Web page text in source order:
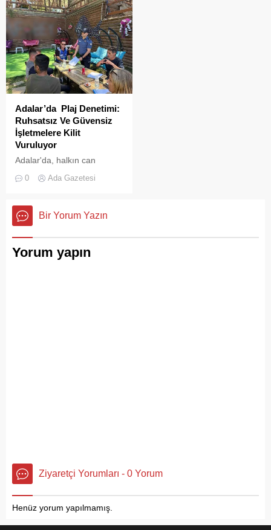
Bu ada, Türk futboluna
dünya çapında bir efsane
kazandırdı:
Adalar’da Plaj Denetimi:
Ruhsatsız Ve Güvensiz
İşletmelere Kilit
Vuruluyor
Adalar'da, halkın can
güvenliğini sağlamak ve
haksız işgallerin önüne
çaplı bir denetim
operasyonu başlatıldı.
0 Ada Gazetesi
Bir Yorum Yazın
Yorum yapın
Ziyaretçi Yorumları - 0 Yorum
Henüz yorum yapılmamış.